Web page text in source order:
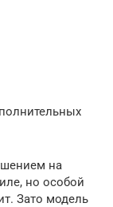
на
но особой
Зато модель